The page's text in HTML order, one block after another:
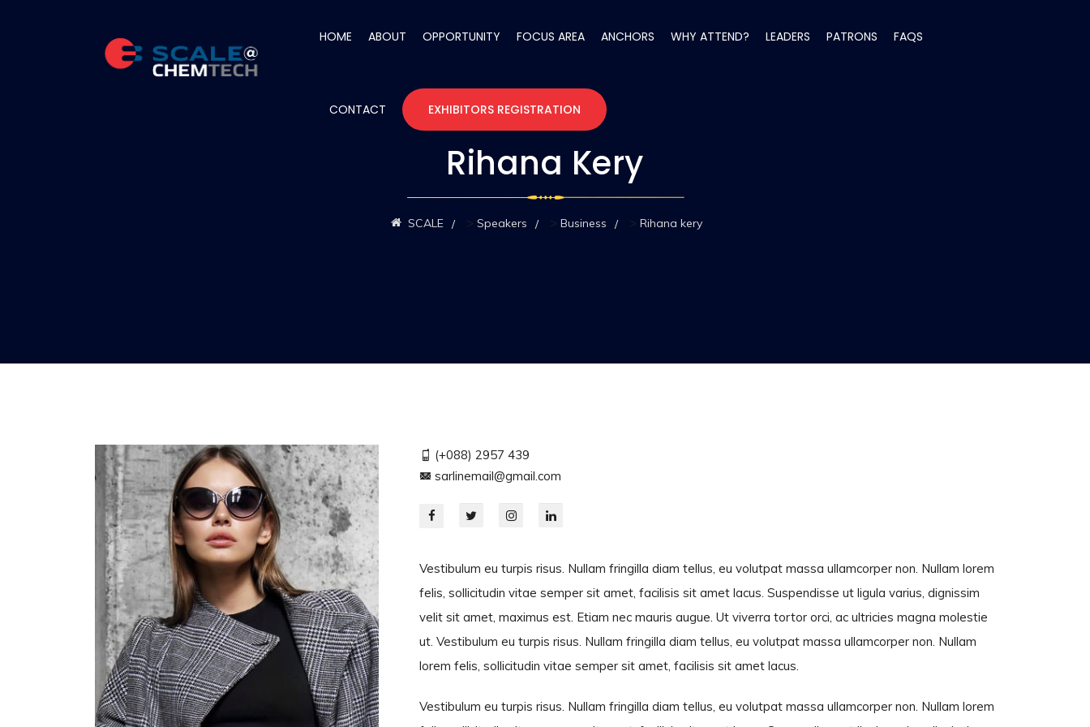
HOME ABOUT OPPORTUNITY FOCUS AREA ANCHORS WHY ATTEND? LEADERS PATRONS FAQS
CONTACT EXHIBITORS REGISTRATION
Rihana Kery
SCALE > Speakers > Business > Rihana kery
(+088) 2957 439
sarlinemail@gmail.com
Vestibulum eu turpis risus. Nullam fringilla diam tellus, eu volutpat massa ullamcorper non. Nullam lorem
felis, sollicitudin vitae semper sit amet, facilisis sit amet lacus. Suspendisse ut ligula varius, dignissim
velit sit amet, maximus est. Etiam nec mauris augue. Ut viverra tortor orci, ac ultricies magna molestie
ut. Vestibulum eu turpis risus. Nullam fringilla diam tellus, eu volutpat massa ullamcorper non. Nullam
lorem felis, sollicitudin vitae semper sit amet, facilisis sit amet lacus.
Vestibulum eu turpis risus. Nullam fringilla diam tellus, eu volutpat massa ullamcorper non. Nullam lorem